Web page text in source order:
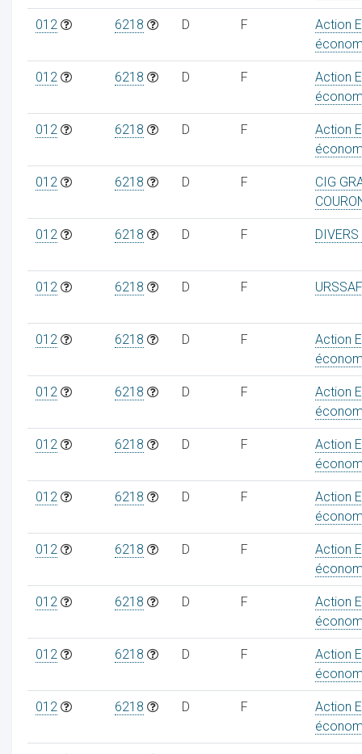
012 6218 D F
Action
012 6218 D F
Action
012 6218 D F
Action
012 6218 D F
CIG
012 6218 D F
012 6218 D F
012 6218 D F
Action
012 6218 D F
Action
012 6218 D F
Action
012 6218 D F
Action
012 6218 D F
Action
012 6218 D F
Action
012 6218 D F
Action
012 6218 D F
Action